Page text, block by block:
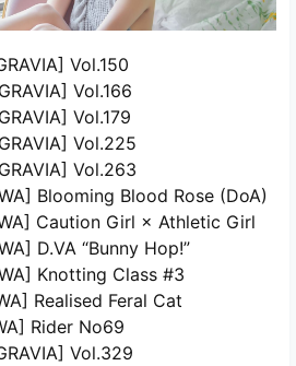
Vol.150
Vol.166
Vol.179
Vol.225
Vol.263
Blooming Blood Rose (DoA)
Caution Girl × Athletic Girl
D.VA “Bunny Hop!”
Knotting Class #3
Realised Feral Cat
Rider No69
Vol.329